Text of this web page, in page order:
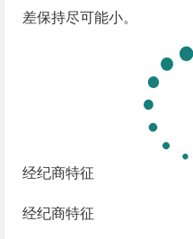
差保持尽可能小。
经纪商特征
经纪商特征